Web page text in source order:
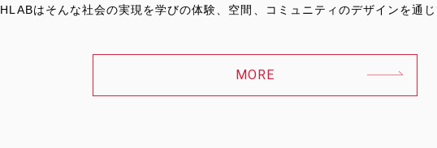
HLABはそんな社会の実現を学びの体験、空間、コミュニティのデザインを通じ
MORE